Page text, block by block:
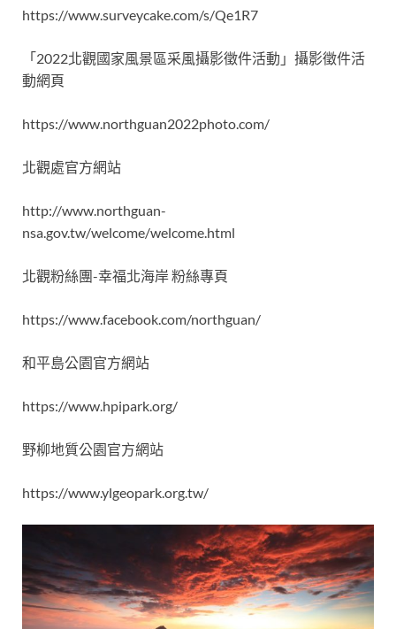
https://www.surveycake.com/s/Qe1R7
「2022北觀國家風景區采風攝影徵件活動」攝影徵件活
動網頁
https://www.northguan2022photo.com/
北觀處官方網站
http://www.northguan-
nsa.gov.tw/welcome/welcome.html
北觀粉絲團-幸福北海岸 粉絲專頁
https://www.facebook.com/northguan/
和平島公園官方網站
https://www.hpipark.org/
野柳地質公園官方網站
https://www.ylgeopark.org.tw/